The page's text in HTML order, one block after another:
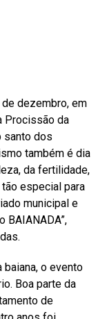
de dezembro, em
Procissão da
santo dos
também é dia
da fertilidade,
especial para
municipal e
BAIANADA”,
o evento
Boa parte da
de